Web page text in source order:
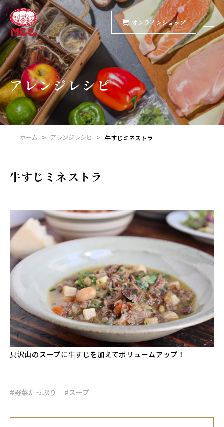
オンラインショップ
アレンジレシピ
ホーム アレンジレシピ 牛すじミネストラ
牛すじミネストラ
具沢山のスープに牛すじを加えてボリュームアップ！
#野菜たっぷり #スープ